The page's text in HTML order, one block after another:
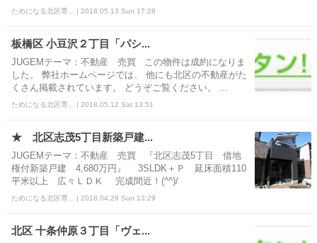
ためになる北区専... | 2018.05.13 Sun 17:28
板橋区 小豆沢２丁目「パシ...
JUGEMテーマ：不動産 売買 この物件は成約になりま
した。 弊社ホームページでは、 他にも北区の不動産がた
くさん掲載されています。 どうぞご覧ください。 ...
ためになる北区専... | 2018.05.12 Sat 13:51
★ 北区志茂5丁目新築戸建...
JUGEMテーマ：不動産 売買 『北区志茂5丁目 借地
権付新築戸建 4,680万円』 3SLDK＋Ｐ 延床面積110
平米以上 広々ＬＤＫ 完成間近！(^^)/
ためになる北区専... | 2018.04.29 Sun 13:29
北区 十条仲原３丁目「ヴェ...